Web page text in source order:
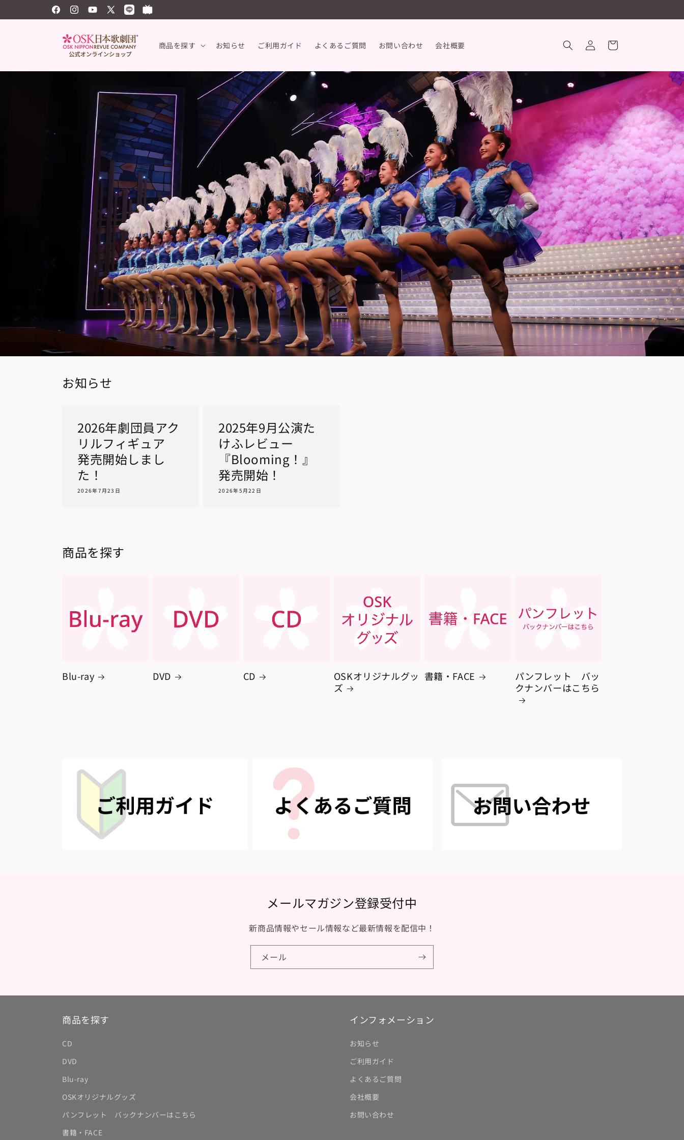
進む
FacebookInstagramYouTube
X
VimeoTumblr
商品を探す お知らせ ご利用ガイド よくあるご質問 お問い合わせ 会社概要
グ
イ
ー
お知らせ
2026年劇団員アク
リルフィギュア
発売開始しまし
た！
2026年7月23日
2025年9月公演た
けふレビュー
『Blooming！』
発売開始！
2026年5月22日
商品を探す
Blu-ray DVD CD
OSKオリジナルグッ
ズ
書籍・FACE
パンフレット バッ
クナンバーはこちら
メールマガジン登録受付中
新商品情報やセール情報など最新情報を配信中！
メール
商品を探す
CD
DVD
Blu-ray
OSKオリジナルグッズ
パンフレット バックナンバーはこちら
書籍・FACE
インフォメーション
お知らせ
ご利用ガイド
よくあるご質問
会社概要
お問い合わせ